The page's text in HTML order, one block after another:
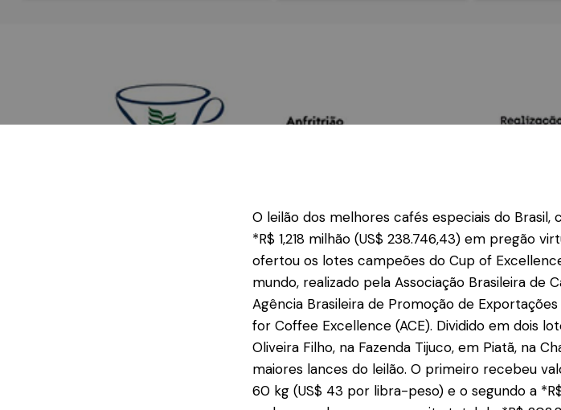
O leilão dos melhores cafés especiais do
*R$ 1,218 milhão (US$ 238.746,43) em pregão
ofertou os lotes campeões do Cup of
mundo, realizado pela Associação Brasileira de
Agência Brasileira de Promoção de
for Coffee Excellence (ACE). Dividido em dois
Oliveira Filho, na Fazenda Tijuco, em Piatã, na
maiores lances do leilão. O primeiro recebeu
60 kg (US$ 43 por libra-peso) e o segundo a